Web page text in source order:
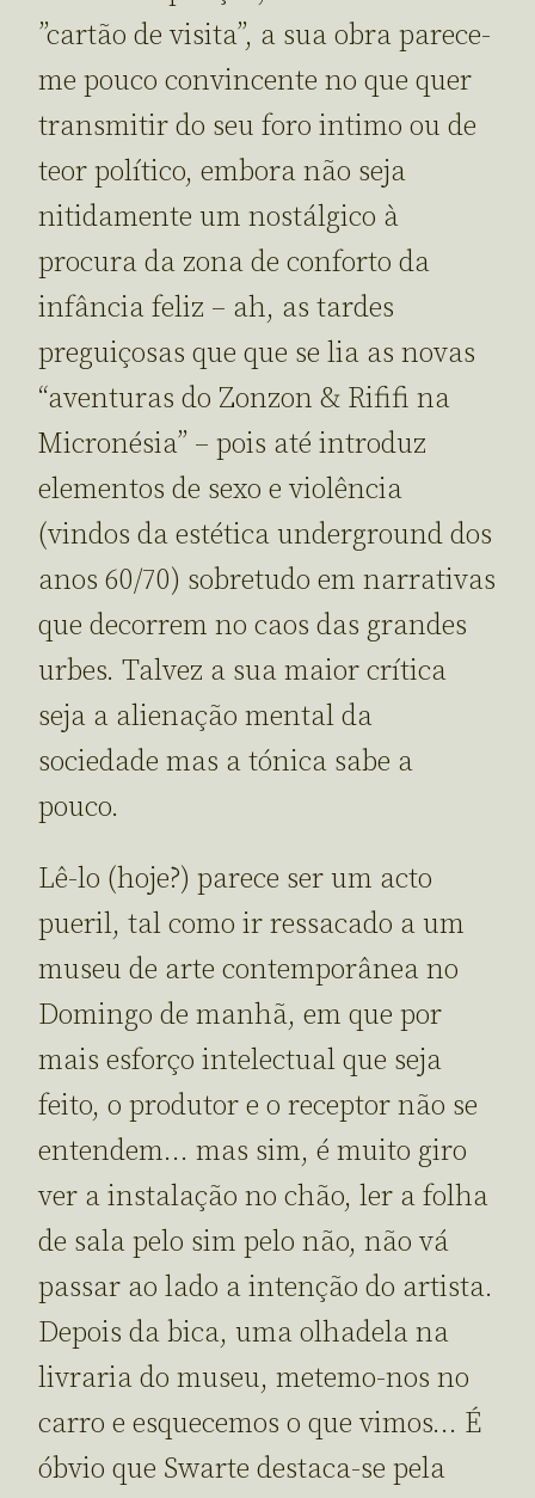
”cartão de visita”, a sua obra parece-
me pouco convincente no que quer
transmitir do seu foro intimo ou de
teor político, embora não seja
nitidamente um nostálgico à
procura da zona de conforto da
infância feliz – ah, as tardes
preguiçosas que que se lia as novas
“aventuras do Zonzon & Rififi na
Micronésia” – pois até introduz
elementos de sexo e violência
(vindos da estética underground dos
anos 60/70) sobretudo em narrativas
que decorrem no caos das grandes
urbes. Talvez a sua maior crítica
seja a alienação mental da
sociedade mas a tónica sabe a
pouco.
Lê-lo (hoje?) parece ser um acto
pueril, tal como ir ressacado a um
museu de arte contemporânea no
Domingo de manhã, em que por
mais esforço intelectual que seja
feito, o produtor e o receptor não se
entendem… mas sim, é muito giro
ver a instalação no chão, ler a folha
de sala pelo sim pelo não, não vá
passar ao lado a intenção do artista.
Depois da bica, uma olhadela na
livraria do museu, metemo-nos no
carro e esquecemos o que vimos… É
óbvio que Swarte destaca-se pela